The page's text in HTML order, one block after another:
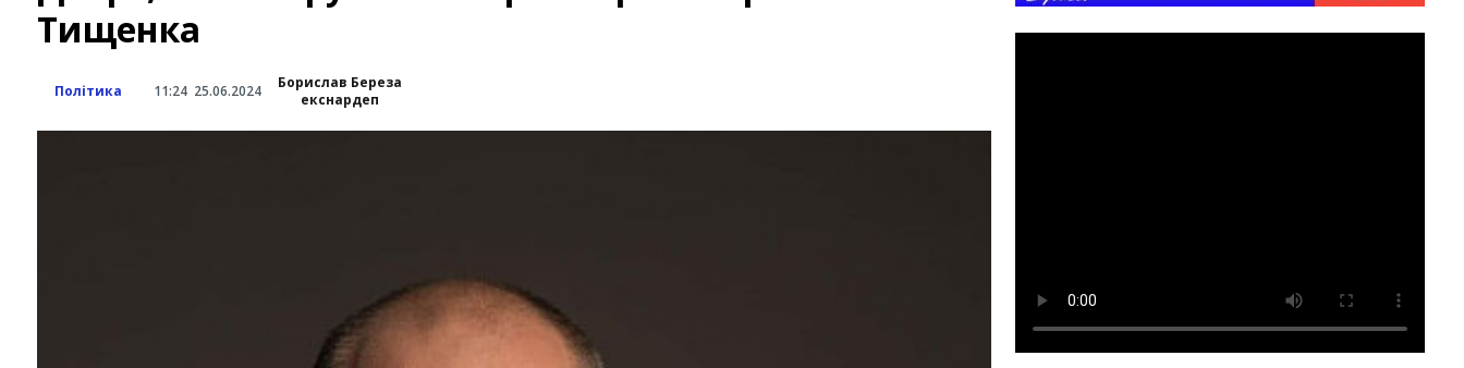
Тищенка
Політика 11:24 25.06.2024
Борислав Береза
екснардеп